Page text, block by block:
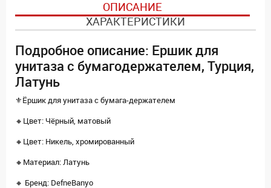
ОПИСАНИЕ
ХАРАКТЕРИСТИКИ
Подробное описание: Ершик для
унитаза с бумагодержателем, Турция,
Латунь
⚜️Ёршик для унитаза с бумага-держателем
🔸Цвет: Чёрный, матовый
🔸Цвет: Никель, хромированный
🔸Материал: Латунь
🔸 Бренд: DefneBanyo